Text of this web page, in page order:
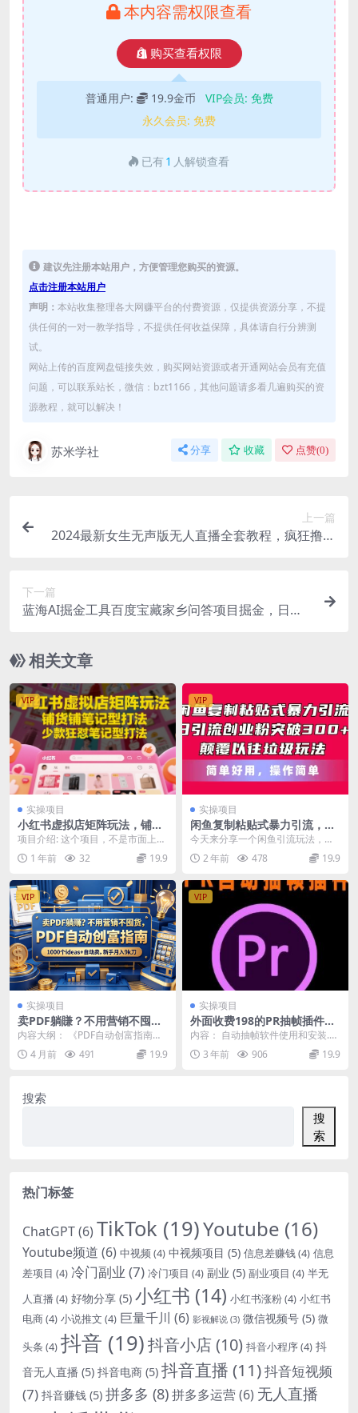
本内容需权限查看
购买查看权限
普通用户: 19.9金币 VIP会员: 免费
永久会员: 免费
已有 1 人解锁查看
建议先注册本站用户，方便管理您购买的资源。
点击注册本站用户
声明： 本站收集整理各大网赚平台的付费资源，仅提供资源分享，不提
供任何的一对一教学指导，不提供任何收益保障，具体请自行分辨测
试。
网站上传的百度网盘链接失效，购买网站资源或者开通网站会员有充值
问题，可以联系站长，微信：bzt1166，其他问题请多看几遍购买的资
源教程，就可以解决！
苏米学社 分享 收藏 点赞(0)
上一篇
2024最新女生无声版无人直播全套教程，疯狂撸音
下一篇
蓝海AI掘金工具百度宝藏家乡问答项目掘金，日入1
相关文章
VIP
实操项目
小红书虚拟店矩阵玩法，铺货
铺笔记型打法，少款狂怼笔记
型打法
项目介绍: 这个项目，不是市面上那
种小红书发笔记，引流到微信卖虚
拟资料。而是在小...
1 年前 32 19.9
VIP
实操项目
闲鱼复制粘贴式暴力引流，日
引流突破300+，颠覆以往垃圾
玩法，简单好用
今天来分享一个闲鱼引流玩法，一
开始我对这个玩法是不太相信的，
后来发现社群有一位兄...
2 年前 478 19.9
VIP
实操项目
卖PDF躺賺？不用营销不囤
货，PDF自动创富指南，1000
个ideas+自动卖，新手月入9k
刀【原创双语字幕】
内容大纲： 《PDF自动创富指南》
手把手教您通过销售电子文档开启
被动收入事业，实...
4 月前 491 19.9
VIP
实操项目
外面收费198的PR抽帧插件短
视频去重插件【软件+教程】
内容： 自动抽帧软件使用和安装.m
p4 PR自动-抽帧软件.zip 五大插件.
z... 3 年前 906 19.9
搜索
搜
索
热门标签
ChatGPT(6) TikTok (19)Youtube (16)
Youtube频道 (6) 中视频(4) 中视频项目 (5) 信息差赚钱(4) 信息
差项目 (4) 冷门副业 (7) 冷门项目 (4) 副业 (5) 副业项目 (4) 半无
人直播 (4) 好物分享 (5) 小红书 (14) 小红书涨粉(4) 小红书
电商(4) 小说推文 (4) 巨量千川 (6) 影视解说 (3) 微信视频号 (5) 微
头条 (4) 抖音 (19)抖音小店(10) 抖音小程序(4) 抖
音无人直播 (5) 抖音电商 (5) 抖音直播 (11)抖音短视频
(7) 抖音赚钱 (5) 拼多多 (8)拼多多运营(6) 无人直播